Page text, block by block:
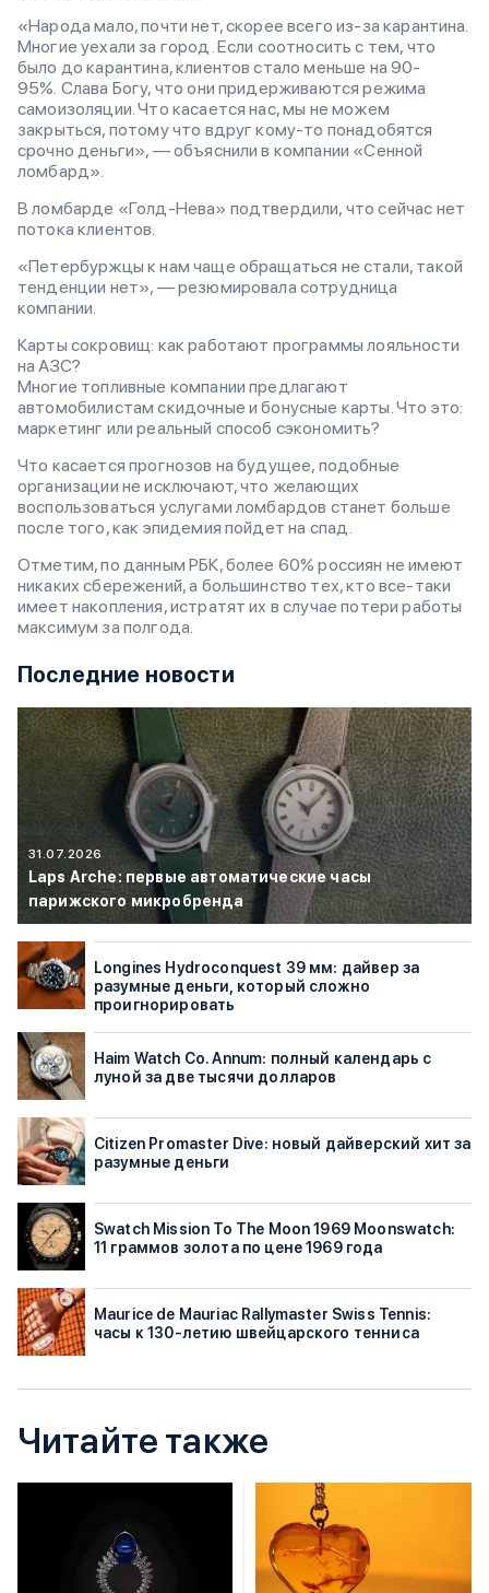
«Народа мало, почти нет, скорее всего из-за карантина.
Многие уехали за город. Если соотносить с тем, что
было до карантина, клиентов стало меньше на 90-
95%. Слава Богу, что они придерживаются режима
самоизоляции. Что касается нас, мы не можем
закрыться, потому что вдруг кому-то понадобятся
срочно деньги», — объяснили в компании «Сенной
ломбард».
В ломбарде «Голд-Нева» подтвердили, что сейчас нет
потока клиентов.
«Петербуржцы к нам чаще обращаться не стали, такой
тенденции нет», — резюмировала сотрудница
компании.
Карты сокровищ: как работают программы лояльности
на АЗС?
Многие топливные компании предлагают
автомобилистам скидочные и бонусные карты. Что это:
маркетинг или реальный способ сэкономить?
Что касается прогнозов на будущее, подобные
организации не исключают, что желающих
воспользоваться услугами ломбардов станет больше
после того, как эпидемия пойдет на спад.
Отметим, по данным РБК, более 60% россиян не имеют
никаких сбережений, а большинство тех, кто все-таки
имеет накопления, истратят их в случае потери работы
максимум за полгода.
Последние новости
31.07.2026
Laps Arche: первые автоматические часы
парижского микробренда
Longines Hydroconquest 39 мм: дайвер за
разумные деньги, который сложно
проигнорировать
Haim Watch Co. Annum: полный календарь с
луной за две тысячи долларов
Citizen Promaster Dive: новый дайверский хит за
разумные деньги
Swatch Mission To The Moon 1969 Moonswatch:
11 граммов золота по цене 1969 года
Maurice de Mauriac Rallymaster Swiss Tennis:
часы к 130-летию швейцарского тенниса
Читайте также